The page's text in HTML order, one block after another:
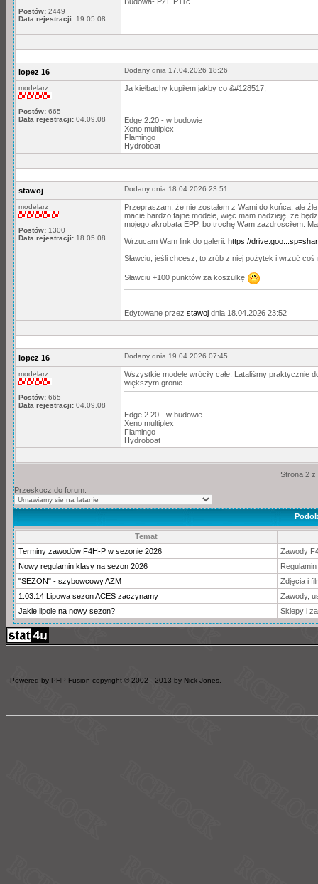
Postów: 2449
Data rejestracji: 19.05.08
lopez 16 Dodany dnia 17.04.2026 18:26
modelarz
Postów: 665
Data rejestracji: 04.09.08
Ja kiełbachy kupiłem jakby co &#128517;
Edge 2.20 - w budowie
Xeno multiplex
Flamingo
Hydroboat
stawoj Dodany dnia 18.04.2026 23:51
modelarz
Postów: 1300
Data rejestracji: 18.05.08
Przepraszam, że nie zostałem z Wami do końca, ale
macie bardzo fajne modele, więc mam nadzieję, że
mojego akrobata EPP, bo trochę Wam zazdrościłem.
Wrzucam Wam link do galerii: https://
Sławciu, jeśli chcesz, to zrób z niej pożytek i wrzuć coś
Sławciu +100 punktów za koszulkę
Edytowane przez stawoj dnia 18.04.2026 23:52
lopez 16 Dodany dnia 19.04.2026 07:45
modelarz
Postów: 665
Data rejestracji: 04.09.08
Wszystkie modele wróciły całe. Lataliśmy praktycznie
większym gronie .
Edge 2.20 - w budowie
Xeno multiplex
Flamingo
Hydroboat
Strona 2
Przeskocz do forum:
Temat
Terminy zawodów F4H-P w sezonie 2026
Zawody
Nowy regulamin klasy na sezon 2026
"SEZON" - szybowcowy AZM
Zdjęcia i
1.03.14 Lipowa sezon ACES zaczynamy
Zawody,
Jakie lipole na nowy sezon?
Sklepy i
Powered by PHP-Fusion copyright © 2002 - 2013 by Nick Jones.